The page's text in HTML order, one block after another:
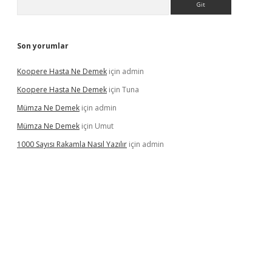
Son yorumlar
Koopere Hasta Ne Demek için admin
Koopere Hasta Ne Demek için Tuna
Mümza Ne Demek için admin
Mümza Ne Demek için Umut
1000 Sayısı Rakamla Nasıl Yazılır için admin